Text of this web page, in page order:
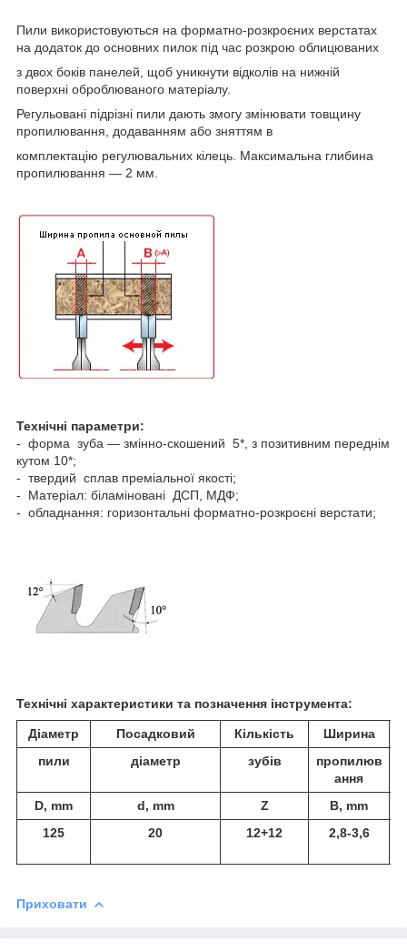
Пили використовуються на форматно-розкроєних верстатах
на додаток до основних пилок під час розкрою облицюваних
з двох боків панелей, щоб уникнути відколів на нижній
поверхні оброблюваного матеріалу.
Регульовані підрізні пили дають змогу змінювати товщину
пропилювання, додаванням або зняттям в
комплектацію регулювальних кілець. Максимальна глибина
пропилювання — 2 мм.
Технічні параметри:
- форма зуба — змінно-скошений 5*, з позитивним переднім
кутом 10*;
- твердий сплав преміальної якості;
- Матеріал: біламіновані ДСП, МДФ;
- обладнання: горизонтальні форматно-розкроєні верстати;
Технічні характеристики та позначення інструмента:
Діаметр Посадковий Кількість Ширина
пили
діаметр зубів
пропилюв
ання
D, mm
d, mm Z
B, mm
125
20 12+12 2,8-3,6
Приховати